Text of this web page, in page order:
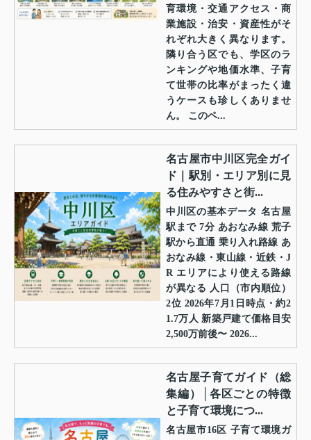
育環境・交通アクセス・商
業施設・治安・資産性がそ
れぞれ大きく異なります。
隣り合う区でも、学区のラ
ンキングや地価水準、子育
て世帯の比率がまったく違
うケースも珍しくありませ
ん。 このペ...
名古屋市中川区完全ガイ
ド｜駅別・エリア別に見
る住みやすさと街...
中川区の基本データ 名古屋
駅まで 7分 あおなみ線 荒子
駅から直通 乗り入れ路線 あ
おなみ線・東山線・近鉄・J
R エリアにより使える路線
が異なる 人口（市内順位）
2位 2026年7月1日時点・約2
1.7万人 新築戸建て価格目安
2,500万前後〜 2026...
名古屋子育てガイド（総
集編）│各区ごとの特徴
と子育て環境につ...
名古屋市16区 子育て環境ガ